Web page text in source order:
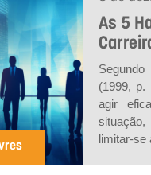
As 5
(1999, p.
agir
limitar-se